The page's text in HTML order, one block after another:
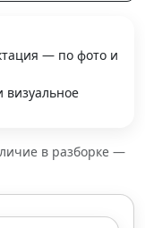
— по фото и
визуальное
в разборке —